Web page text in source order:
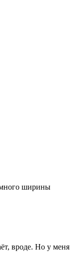
ширины
вроде. Но у меня